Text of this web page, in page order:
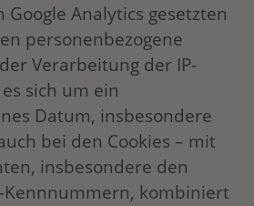
Analytics gesetzten
personenbezogene
Verarbeitung der IP-
sich um ein
Datum, insbesondere
bei den Cookies – mit
insbesondere den
Kennnummern, kombiniert